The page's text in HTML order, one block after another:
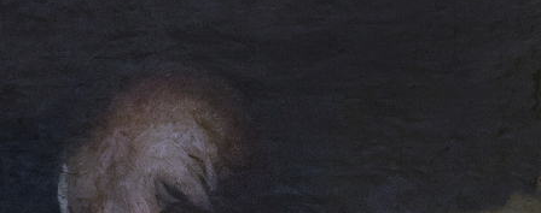
Censura por Luis
Napoleón. Perdió
su curro en Le